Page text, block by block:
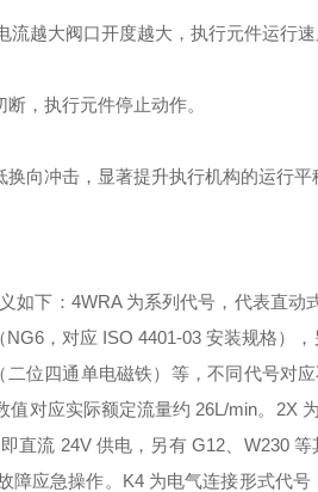
越大阀口开度越大，执行元件运行速
，执行元件停止动作。
向冲击，显著提升执行机构的运行平
如下：4WRA 为系列代号，代表直动
，对应 ISO 4401-03 安装规格）
位四通单电磁铁）等，不同代号对
对应实际额定流量约 26L/min。2X
直流 24V 供电，另有 G12、W230
应急操作。K4 为电气连接形式代